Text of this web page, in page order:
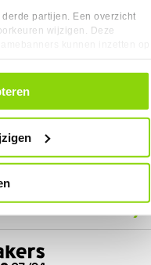
partijen. Een overzicht
wijzigen. Deze
altijd intrekken, dit doe je
op ‘Cookievoorkeuren’